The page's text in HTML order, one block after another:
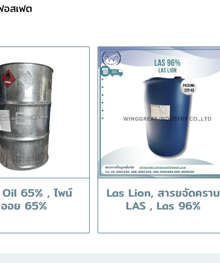
อสเฟต
65% , ไพน์
ออย 65%
Las Lion, สารขจัดคราบ
LAS , Las 96%